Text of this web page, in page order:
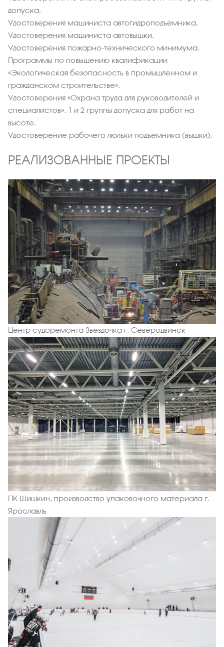
допуска.
Удостоверения машиниста автогидроподъемника.
Удостоверения машиниста автовышки.
Удостоверения пожарно-технического минимума.
Программы по повышению квалификации
«Экологическая безопасность в промышленном и
гражданском строительстве».
Удостоверения «Охрана труда для руководителей и
специалистов». 1 и 2 группы допуска для работ на
высоте.
Удостоверение рабочего люльки подъемника (вышки).
РЕАЛИЗОВАННЫЕ ПРОЕКТЫ
Центр судоремонта Звездочка г. Северодвинск
ПК Шишкин, производство упаковочного материала г.
Ярославль